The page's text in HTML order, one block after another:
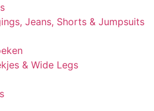
Jeans, Shorts & Jumpsuits
& Wide Legs